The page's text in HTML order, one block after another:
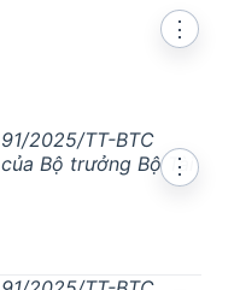
⋮
2025/TT-BTC
Bộ trưởng Bộ Tài
⋮